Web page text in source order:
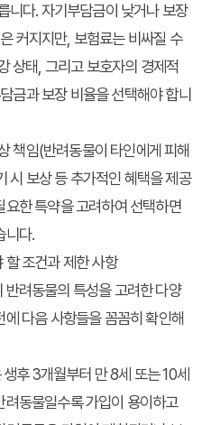
다. 자기부담금이 낮거나 보장
커지지만, 보험료는 비싸질 수
상태, 그리고 보호자의 경제적
금과 보장 비율을 선택해야 합니
책임(반려동물이 타인에게 피해
시 보상 등 추가적인 혜택을 제공
한 특약을 고려하여 선택하면
니다.
할 조건과 제한 사항
반려동물의 특성을 고려한 다양
다음 사항들을 꼼꼼히 확인해
후 3개월부터 만 8세 또는 10세
려동물일수록 가입이 용이하고